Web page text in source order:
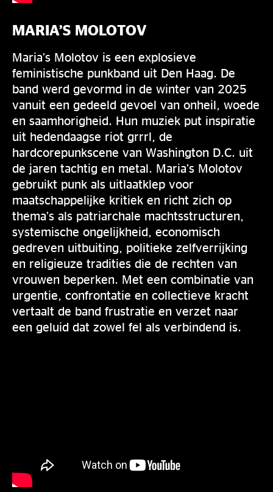
MARIA’S MOLOTOV
Maria’s Molotov is een explosieve
feministische punkband uit Den Haag. De
band werd gevormd in de winter van 2025
vanuit een gedeeld gevoel van onheil, woede
en saamhorigheid. Hun muziek put inspiratie
uit hedendaagse riot grrrl, de
hardcorepunkscene van Washington D.C. uit
de jaren tachtig en metal. Maria’s Molotov
gebruikt punk als uitlaatklep voor
maatschappelijke kritiek en richt zich op
thema’s als patriarchale machtsstructuren,
systemische ongelijkheid, economisch
gedreven uitbuiting, politieke zelfverrijking
en religieuze tradities die de rechten van
vrouwen beperken. Met een combinatie van
urgentie, confrontatie en collectieve kracht
vertaalt de band frustratie en verzet naar
een geluid dat zowel fel als verbindend is.